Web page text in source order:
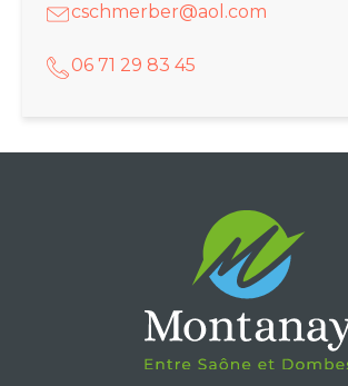
cschmerber@aol.com
06 71 29 83 45